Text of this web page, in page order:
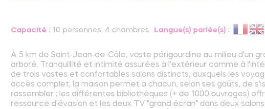
Capacité : 10 personnes, 4 chambres Langue(s) parlée(s) :
À 5 km de Saint-Jean-de-Côle, vaste périgourdine au milieu d'un
arboré. Tranquillité et intimité assurées à l'extérieur comme à
de trois vastes et confortables salons distincts, auxquels les
accès complet, la maison permet à chacun, selon ses goûts, de
rassembler ; les différentes bibliothèques (+ de 1000 ouvrages)
ressource d'évasion et les deux TV "grand écran" dans deux